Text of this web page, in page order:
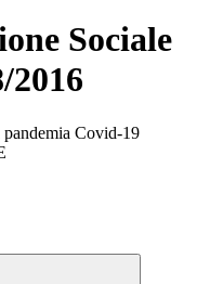
Sociale
2016
Covid-19